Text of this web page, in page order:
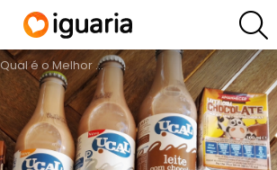
Qual é o Melhor Leite com Chocolate